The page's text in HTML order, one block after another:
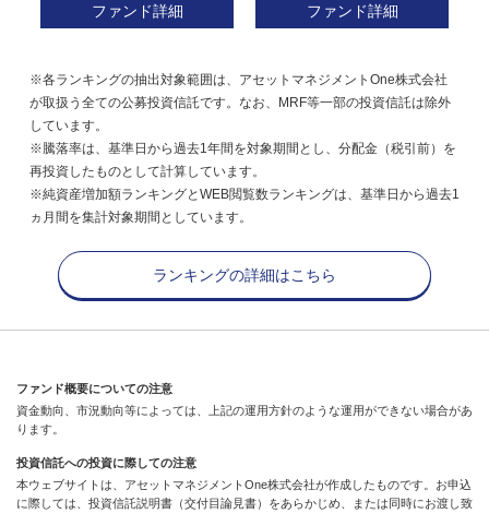
ファンド詳細 ファンド詳細
※各ランキングの抽出対象範囲は、アセットマネジメントOne株式会社
が取扱う全ての公募投資信託です。なお、MRF等一部の投資信託は除外
しています。
※騰落率は、基準日から過去1年間を対象期間とし、分配金（税引前）を
再投資したものとして計算しています。
※純資産増加額ランキングとWEB閲覧数ランキングは、基準日から過去1
ヵ月間を集計対象期間としています。
ランキングの詳細はこちら
ファンド概要についての注意
資金動向、市況動向等によっては、上記の運用方針のような運用ができない場合があ
ります。
投資信託への投資に際しての注意
本ウェブサイトは、アセットマネジメントOne株式会社が作成したものです。お申込
に際しては、投資信託説明書（交付目論見書）をあらかじめ、または同時にお渡し致